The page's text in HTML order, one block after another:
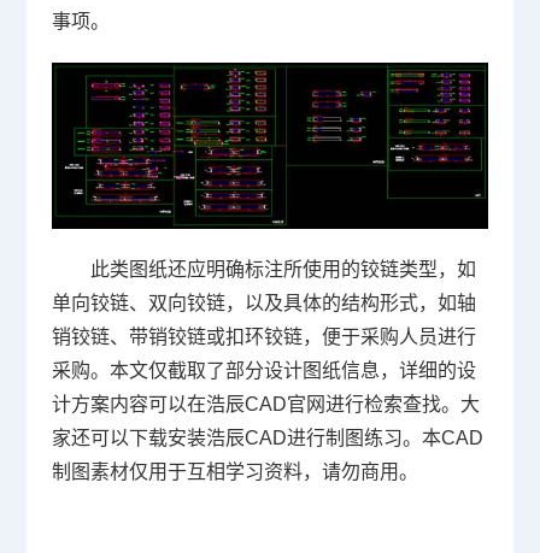
事项。
此类图纸还应明确标注所使用的铰链类型，如
单向铰链、双向铰链，以及具体的结构形式，如轴
销铰链、带销铰链或扣环铰链，便于采购人员进行
采购。本文仅截取了部分设计图纸信息，详细的设
计方案内容可以在浩辰CAD官网进行检索查找。大
家还可以下载安装浩辰CAD进行制图练习。本CAD
制图素材仅用于互相学习资料，请勿商用。